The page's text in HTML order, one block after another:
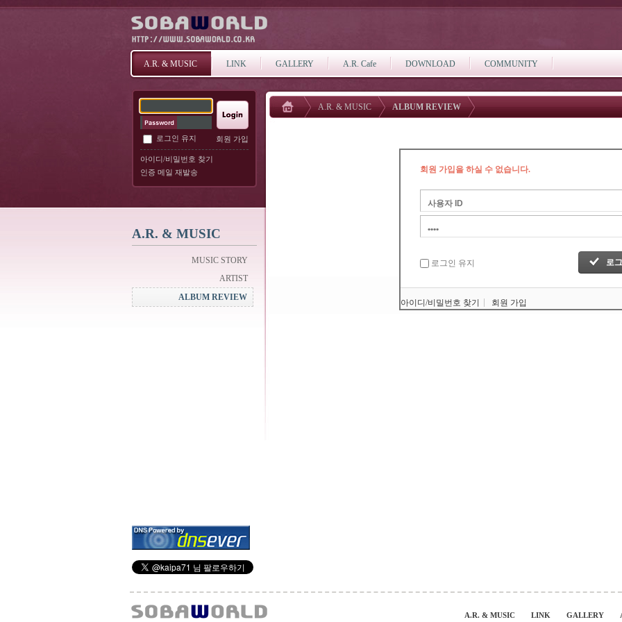
A.R. & MUSIC LINK GALLERY A.R. Cafe DOWNLOAD COMMUNITY
로그인 유지 회원 가입
아이디/비밀번호 찾기
인증 메일 재발송
A.R. & MUSIC
MUSIC STORY
ARTIST
ALBUM REVIEW
A.R. & MUSIC ALBUM REVIEW
회원 가입을 하실 수 없습니다.
로그인 유지
아이디/비밀번호 찾기 회원 가입
A.R. & MUSIC LINK GALLERY